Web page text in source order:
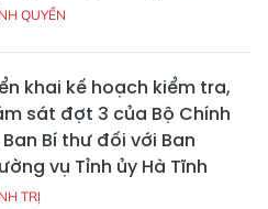
QUYỀN
khai kế hoạch kiểm tra,
sát đợt 3 của Bộ Chính
Bí thư đối với Ban
vụ Tỉnh ủy Hà Tĩnh
TRỊ